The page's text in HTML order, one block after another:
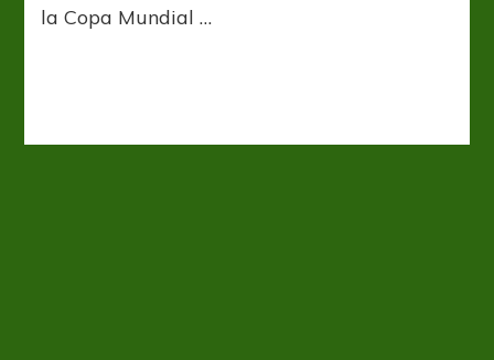
la Copa Mundial …